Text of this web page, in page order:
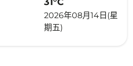
2026年08月14日(星
期五)